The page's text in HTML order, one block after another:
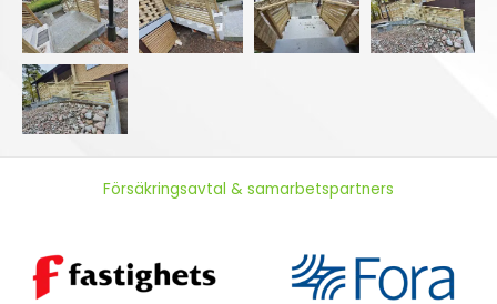
Försäkringsavtal & samarbetspartners